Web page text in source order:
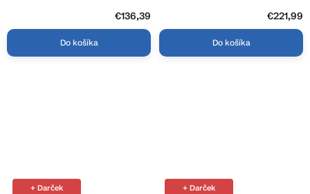
€136,39
Do košíka
€221,99
Do košíka
+ Darček
+ Darček